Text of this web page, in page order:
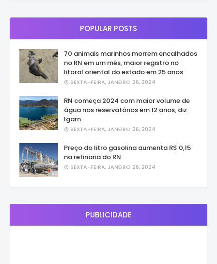
POPULAR POSTS
70 animais marinhos morrem encalhados
no RN em um mês, maior registro no
litoral oriental do estado em 25 anos
SEXTA-FEIRA, JANEIRO 26, 2024
RN começa 2024 com maior volume de
água nos reservatórios em 12 anos, diz
Igarn
SEXTA-FEIRA, JANEIRO 26, 2024
Preço do litro gasolina aumenta R$ 0,15
na refinaria do RN
SEXTA-FEIRA, JANEIRO 26, 2024
PUBLICIDADE